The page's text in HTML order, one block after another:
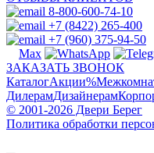
8-800-600-74-10
+7 (8422) 265-400
+7 (960) 375-94-50
ЗАКАЗАТЬ ЗВОНОК
КаталогАкции%
ДилерамДизайнерам
© 2001-2026 Двери Берег
Политика обработки